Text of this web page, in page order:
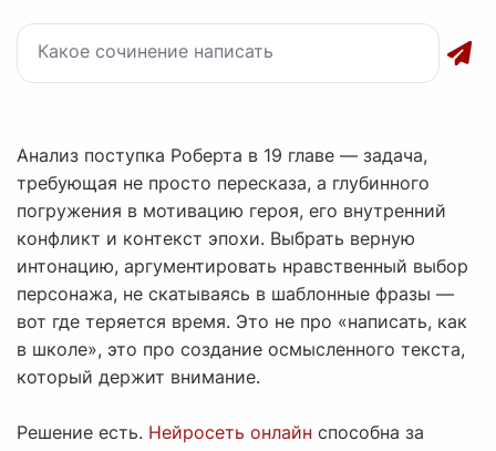
Анализ поступка Роберта в 19 главе — задача,
требующая не просто пересказа, а глубинного
погружения в мотивацию героя, его внутренний
конфликт и контекст эпохи. Выбрать верную
интонацию, аргументировать нравственный выбор
персонажа, не скатываясь в шаблонные фразы —
вот где теряется время. Это не про «написать, как
в школе», это про создание осмысленного текста,
который держит внимание.
Решение есть. Нейросеть онлайн способна за